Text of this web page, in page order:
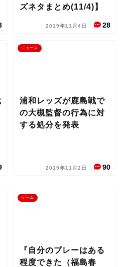
ズネタまとめ(11/4)】
2019年11月4日 28
ニュース
浦和レッズが鹿島戦で
の大槻監督の行為に対
する処分を発表
2019年11月2日 90
ゲーム
『自分のプレーはある
程度できた（福島春